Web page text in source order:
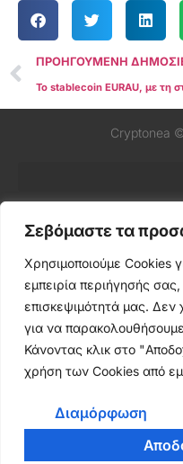
Σεβόμαστε τα
Χρησιμοποιούμε Cookies
εμπειρία περιήγησής
επισκεψιμότητά μας. Δεν
για να
Κάνοντας κλικ στο
χρήση των Cookies από
Διαμόρφωση
Cryptonea